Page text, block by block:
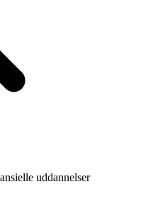
uddannelser